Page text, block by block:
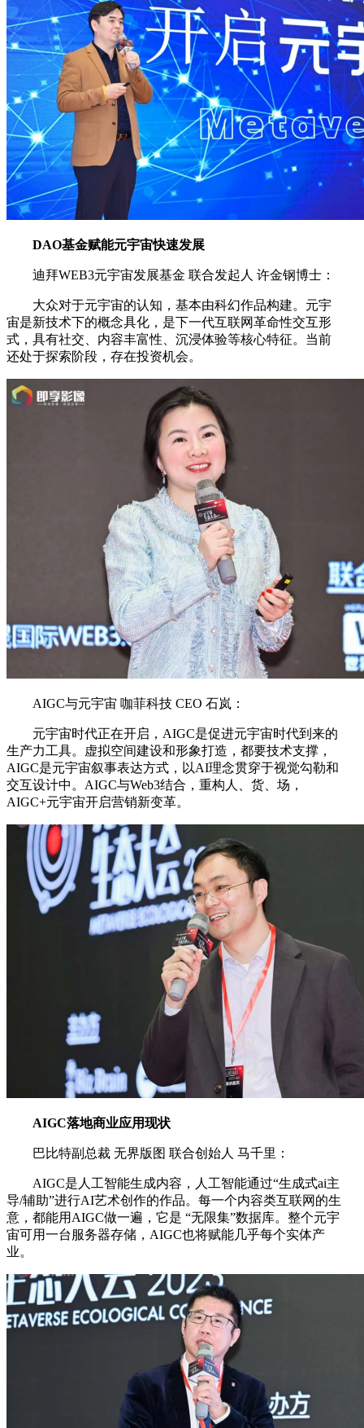
DAO基金赋能元宇宙快速发展
迪拜WEB3元宇宙发展基金 联合发起人 许金钢博士：
大众对于元宇宙的认知，基本由科幻作品构建。元宇
宙是新技术下的概念具化，是下一代互联网革命性交互形
式，具有社交、内容丰富性、沉浸体验等核心特征。当前
还处于探索阶段，存在投资机会。
AIGC与元宇宙 咖菲科技 CEO 石岚：
元宇宙时代正在开启，AIGC是促进元宇宙时代到来的
生产力工具。虚拟空间建设和形象打造，都要技术支撑，
AIGC是元宇宙叙事表达方式，以AI理念贯穿于视觉勾勒和
交互设计中。AIGC与Web3结合，重构人、货、场，
AIGC+元宇宙开启营销新变革。
AIGC落地商业应用现状
巴比特副总裁 无界版图 联合创始人 马千里：
AIGC是人工智能生成内容，人工智能通过“生成式ai主
导/辅助”进行AI艺术创作的作品。每一个内容类互联网的生
意，都能用AIGC做一遍，它是 “无限集”数据库。整个元宇
宙可用一台服务器存储，AIGC也将赋能几乎每个实体产
业。